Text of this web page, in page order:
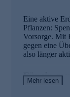
Eine aktive
Pflanzen:
Vorsorge. Mit
gegen eine
also länger
Für ein
Mehr lesen